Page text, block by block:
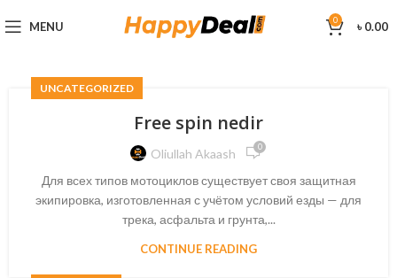
MENU 0 ৳0.00
UNCATEGORIZED
Free spin nedir
Oliullah Akaash 0
Для всех типов мотоциклов существует своя защитная
экипировка, изготовленная с учётом условий езды — для
трека, асфальта и грунта,...
CONTINUE READING